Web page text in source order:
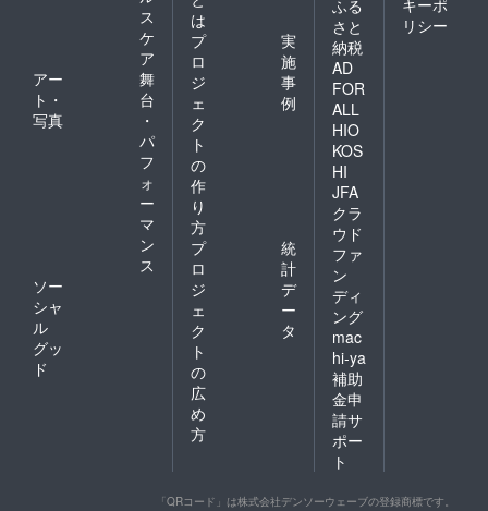
ス
ケ
ア
アー
ト・
写真
舞
台
・
パ
フ
ォ
ー
マ
ン
ス
ソー
シャ
ル
グッ
ド
は
プ
ロ
ジ
ェ
ク
ト
の
作
り
方
実
施
事
例
プ
ロ
ジ
ェ
ク
ト
の
広
め
方
統
計
デ
ー
タ
ふる
さと
納税
AD
FOR
ALL
HIO
KOS
HI
JFA
クラ
ウド
ファ
ン
ディ
ング
mac
hi-ya
補助
金申
請サ
ポー
ト
キーポ
リシー
「QRコード」は株式会社デンソーウェーブの登録商標です。